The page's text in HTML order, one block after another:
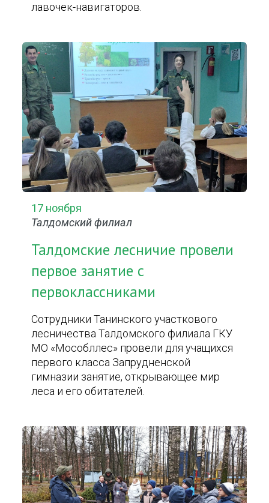
лавочек-навигаторов.
17 ноября
Талдомский филиал
Талдомские лесничие провели
первое занятие с
первоклассниками
Сотрудники Танинского участкового
лесничества Талдомского филиала ГКУ
МО «Мособллес» провели для учащихся
первого класса Запрудненской
гимназии занятие, открывающее мир
леса и его обитателей.